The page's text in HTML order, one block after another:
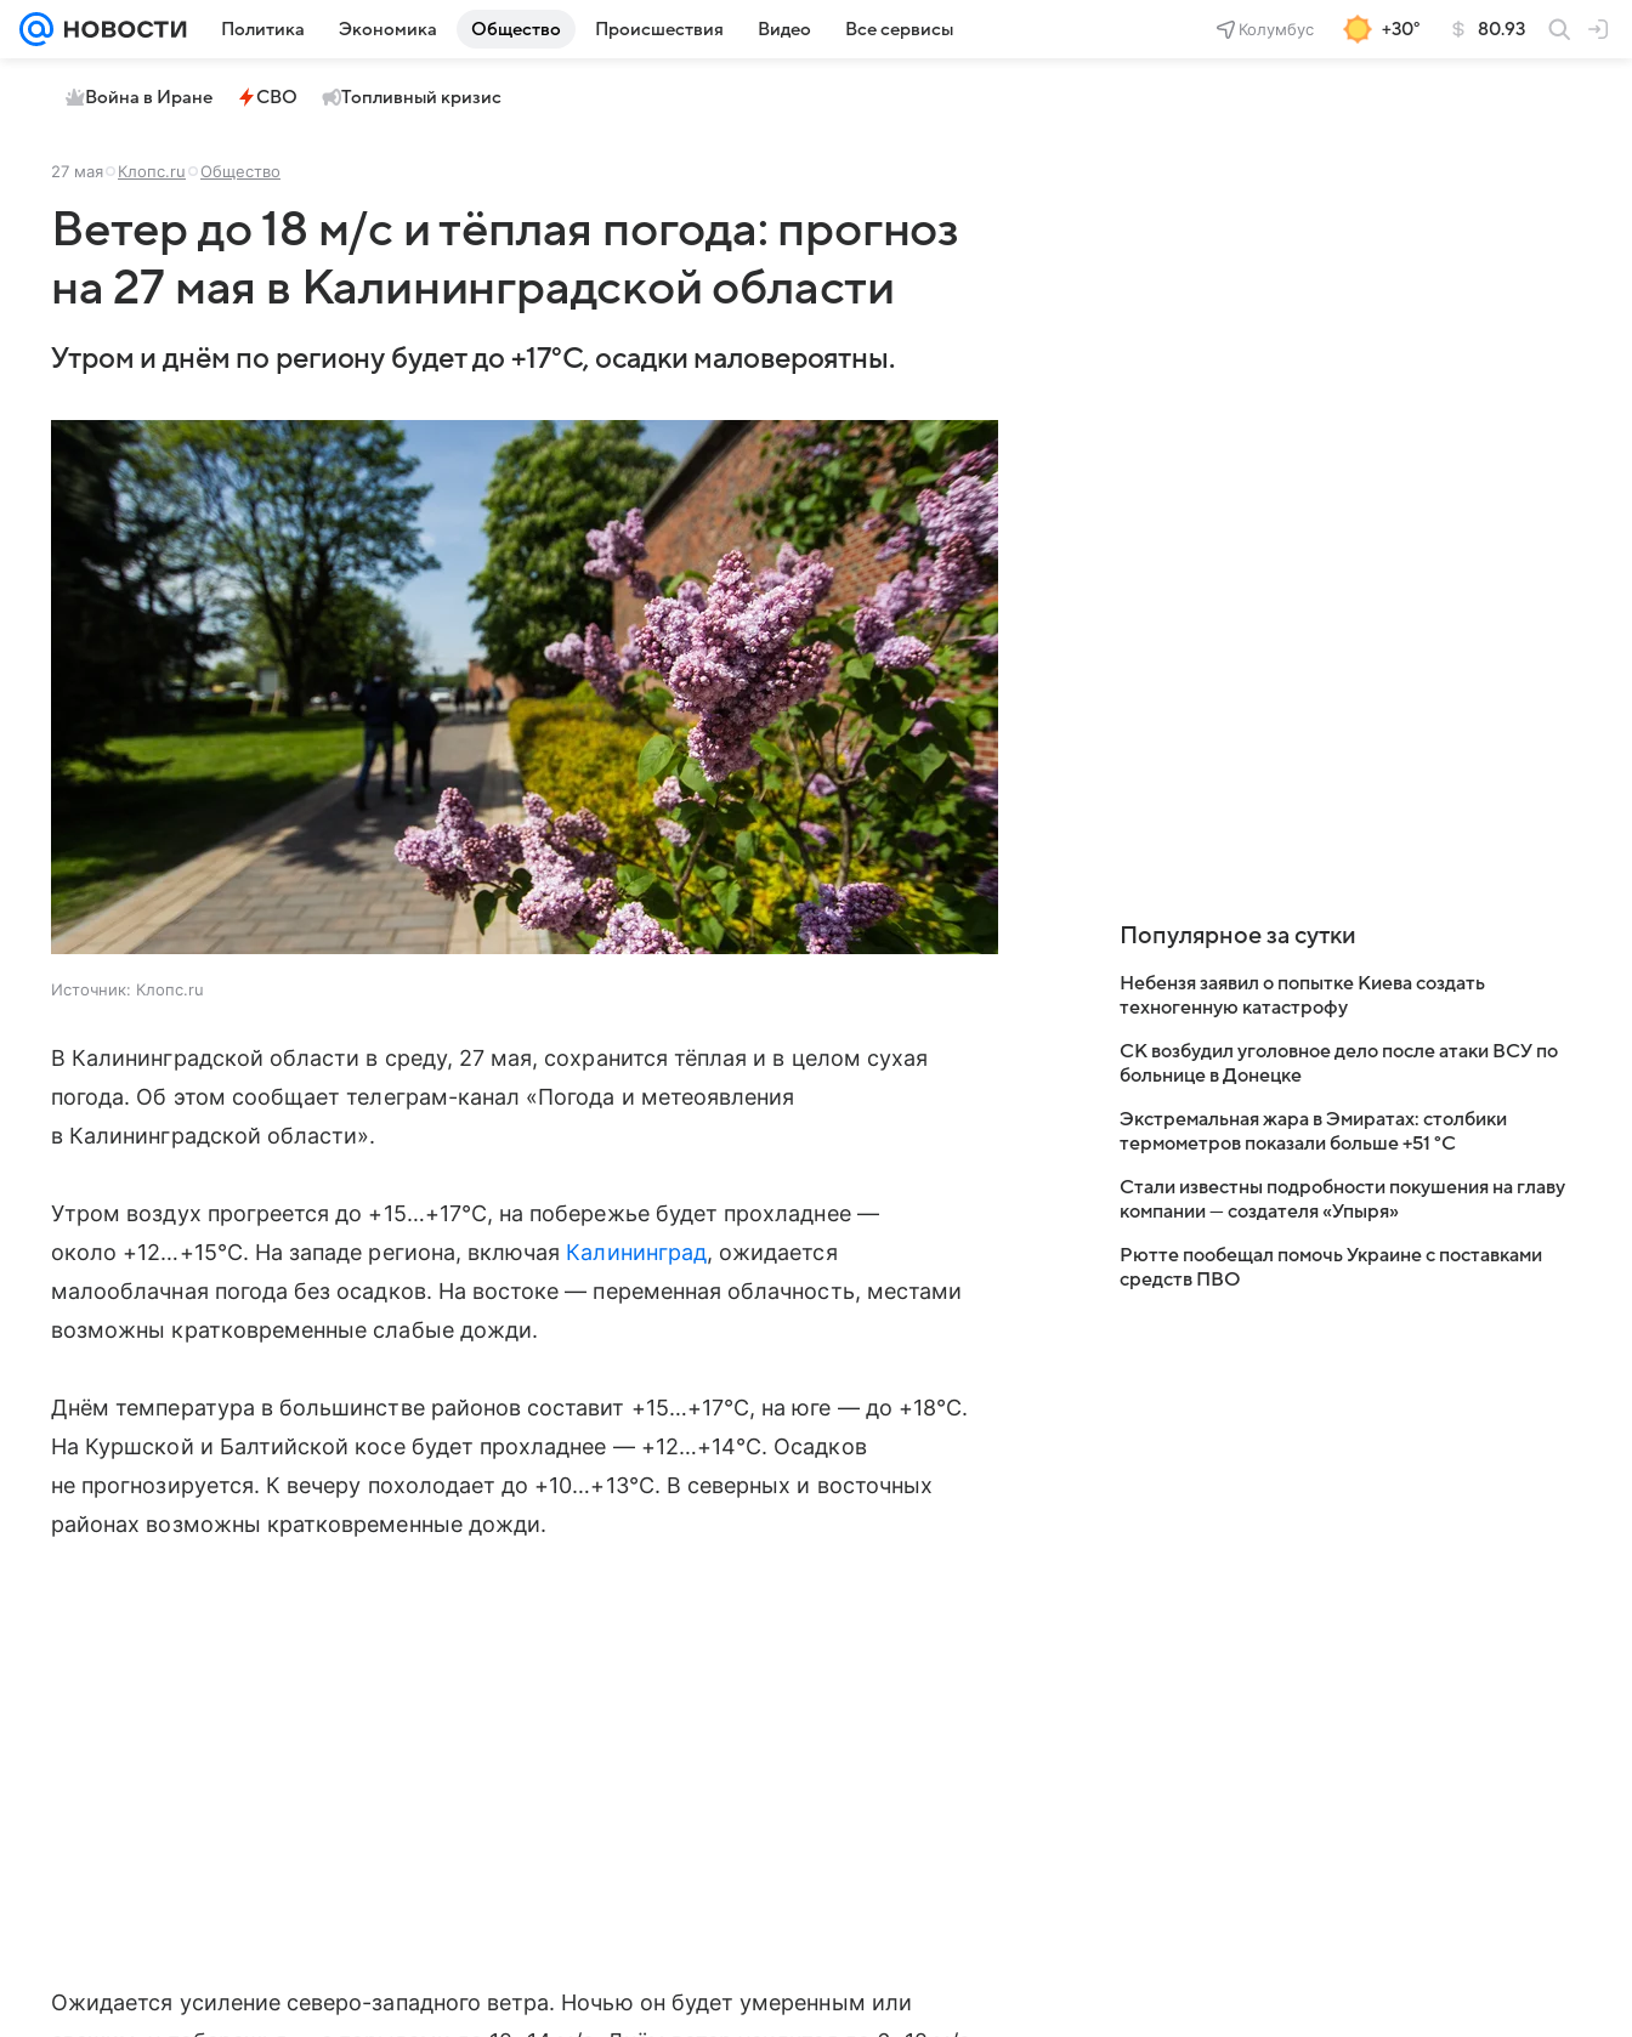
Политика Экономика Общество Происшествия Видео Все сервисы Колумбус +30° 80.93
Война в Иране СВО Топливный кризис
27 мая Клопс.ru Общество
Ветер до 18 м/с и тёплая погода: прогноз
на 27 мая в Калининградской области
Утром и днём по региону будет до +17°C, осадки маловероятны.
Источник: Клопс.ru
В Калининградской области в среду, 27 мая, сохранится тёплая и в целом сухая
погода. Об этом сообщает телеграм-канал «Погода и метеоявления
в Калининградской области».
Утром воздух прогреется до +15…+17°C, на побережье будет прохладнее —
около +12…+15°C. На западе региона, включая Калининград, ожидается
малооблачная погода без осадков. На востоке — переменная облачность, местами
возможны кратковременные слабые дожди.
Днём температура в большинстве районов составит +15…+17°C, на юге — до +18°C.
На Куршской и Балтийской косе будет прохладнее — +12…+14°C. Осадков
не прогнозируется. К вечеру похолодает до +10…+13°C. В северных и восточных
районах возможны кратковременные дожди.
Ожидается усиление северо-западного ветра. Ночью он будет умеренным или
Популярное за сутки
Небензя заявил о попытке Киева создать
техногенную катастрофу
СК возбудил уголовное дело после атаки ВСУ по
больнице в Донецке
Экстремальная жара в Эмиратах: столбики
термометров показали больше +51 °C
Стали известны подробности покушения на главу
компании — создателя «Упыря»
Рютте пообещал помочь Украине с поставками
средств ПВО